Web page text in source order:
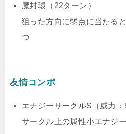
魔封環（22ターン）
狙った方向に弱点に当たる
つ
友情コンボ
エナジーサークルS（威力：
サークル上の属性小エナジ